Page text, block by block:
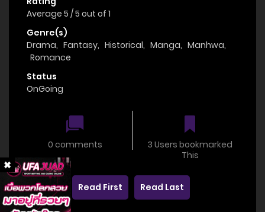
Average 5 /5 out of 1
Genre(s)
Drama, Fantasy, Historical, Manga, Manhwa,
Romance
Status
OnGoing
0 comments
3 Users bookmarked
This
Read First Read Last